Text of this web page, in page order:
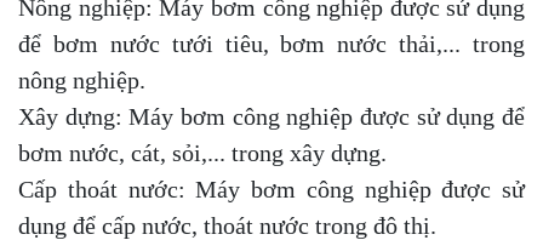
Nông nghiệp: Máy bơm công nghiệp được sử dụng
để bơm nước tưới tiêu, bơm nước thải,... trong
nông nghiệp.
Xây dựng: Máy bơm công nghiệp được sử dụng để
bơm nước, cát, sỏi,... trong xây dựng.
Cấp thoát nước: Máy bơm công nghiệp được sử
dụng để cấp nước, thoát nước trong đô thị.